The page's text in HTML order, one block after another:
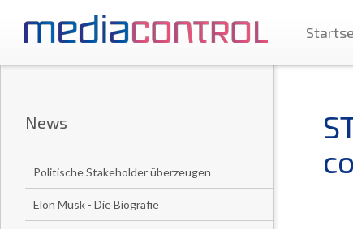
News
Politische Stakeholder überzeugen
Elon Musk - Die Biografie